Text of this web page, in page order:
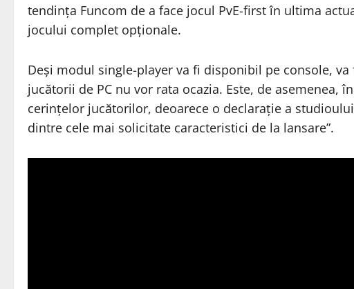
tendința Funcom de a face jocul PvE-first în ultima
jocului complet opționale.
Deși modul single-player va fi disponibil pe console,
jucătorii de PC nu vor rata ocazia. Este, de asemenea,
cerințelor jucătorilor, deoarece o declarație a
dintre cele mai solicitate caracteristici de la lansare”.